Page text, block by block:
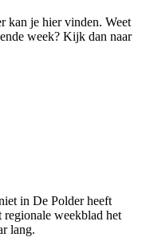
kan je hier vinden. Weet
week? Kijk dan naar
in De Polder heeft
regionale weekblad het
lang.